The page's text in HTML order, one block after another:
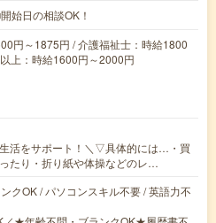
始日の相談OK！
円～1875円 / 介護福祉士：時給1800
上：時給1600円～2000円
活をサポート！＼▽具体的には…・買
たり・折り紙や体操などのレ…
クOK / パソコンスキル不要 / 英語力不